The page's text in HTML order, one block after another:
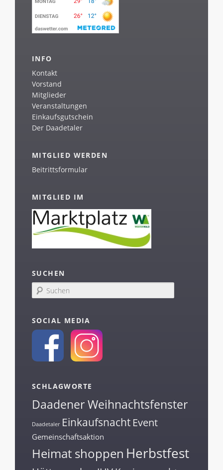
INFO
Kontakt
Vorstand
Mitglieder
Veranstaltungen
Einkaufsgutschein
Der Daadetaler
MITGLIED WERDEN
Beitrittsformular
MITGLIED IM
SUCHEN
u
e
n
SOCIAL MEDIA
SCHLAGWORTE
Daadener Weihnachtsfenster
Daadetaler Einkaufsnacht Event
Gemeinschaftsaktion
Heimat shoppen Herbstfest